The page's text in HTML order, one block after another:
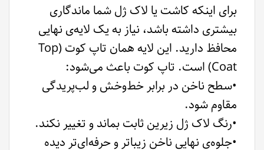
برای اینکه کاشت یا لاک ژل شما ماندگاری
بیشتری داشته باشد، نیاز به یک لایه‌ی نهایی
محافظ دارید. این لایه همان تاپ کوت (Top
Coat) است. تاپ کوت باعث می‌شود:
•سطح ناخن در برابر خط‌وخش و لب‌پریدگی
مقاوم شود.
•رنگ لاک ژل زیرین ثابت بماند و تغییر نکند.
•جلوه‌ی نهایی ناخن زیباتر و حرفه‌ای‌تر دیده